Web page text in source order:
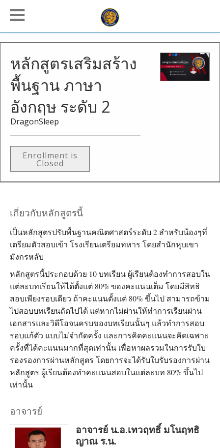
หลักสูตรเสริมสร้าง
พื้นฐาน ภาษา
อังกฤษ ระดับ 2
DragonSleep
Enrollment is
Closed
เกี่ยวกับหลักสูตรนี้
เป็นหลักสูตรปรับพื้นฐานคณิตศาสตร์ระดับ 2 สำหรับน้องๆที่
เตรียมตัวสอบเข้า โรงเรียนเตรียมทหาร โดยสำนักหุบเขา
มังกรหลับ
หลักสูตรนี้ประกอบด้วย 10 บทเรียน ผู้เรียนต้องทำการสอบใน
แต่ละบทเรียนให้ได้ตั้งแต่ 80% ของคะแนนเต็ม โดยมีสิทธิ
สอบเพียงรอบเดียว ถ้าคะแนนตั้งแต่ 80% ขึ้นไป สามารถข้าม
ไปสอบบทเรียนถัดไปได้ แต่หากไม่ผ่านให้ทำการเรียนผ่าน
เอกสารและวิดีโอจนครบของบทเรียนนั้นๆ แล้วทำการสอบ
รอบแก้ตัว แบบไม่จำกัดครั้ง และการคิดคะแนนจะคิดเฉพาะ
ครั้งที่ได้คะแนนมากที่สุดเท่านั้น เพื่อหาผลรวมในการรับใบ
รองรองการผ่านหลักสูตร โดยการจะได้รับใบรับรองการผ่าน
หลักสูตร ผู้เรียนต้องทำคะแนนสอบในแต่ละบท 80% ขึ้นไป
เท่านั้น
อาจารย์
อาจารย์ น.อ.เทวฤทธิ์ มโนฤทธิ
ญาณ ร.น.